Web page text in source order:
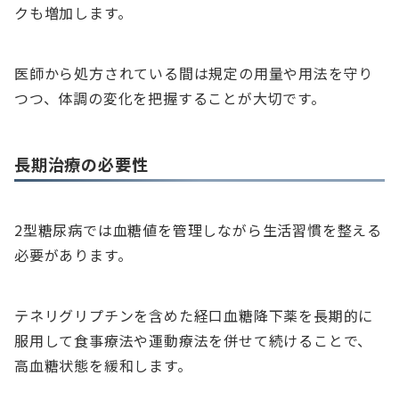
クも増加します。
医師から処方されている間は規定の用量や用法を守り
つつ、体調の変化を把握することが大切です。
長期治療の必要性
2型糖尿病では血糖値を管理しながら生活習慣を整える
必要があります。
テネリグリプチンを含めた経口血糖降下薬を長期的に
服用して食事療法や運動療法を併せて続けることで、
高血糖状態を緩和します。